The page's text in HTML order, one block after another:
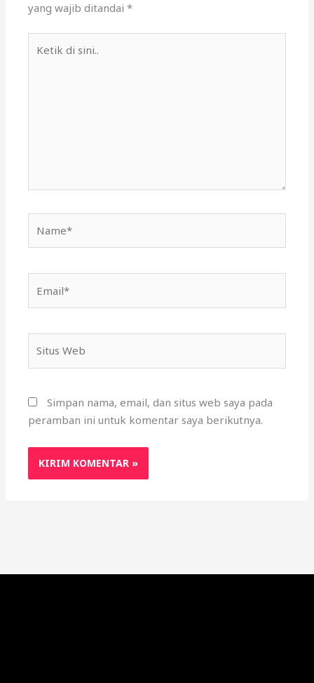
yang wajib ditandai*
Web
Simpan nama, email, dan situs web saya pada
peramban ini untuk komentar saya berikutnya.